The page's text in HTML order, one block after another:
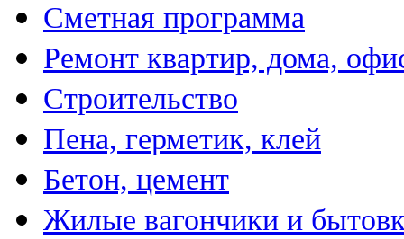
Сметная программа
Ремонт квартир, дома,
Строительство
Пена, герметик, клей
Бетон, цемент
Жилые вагончики и